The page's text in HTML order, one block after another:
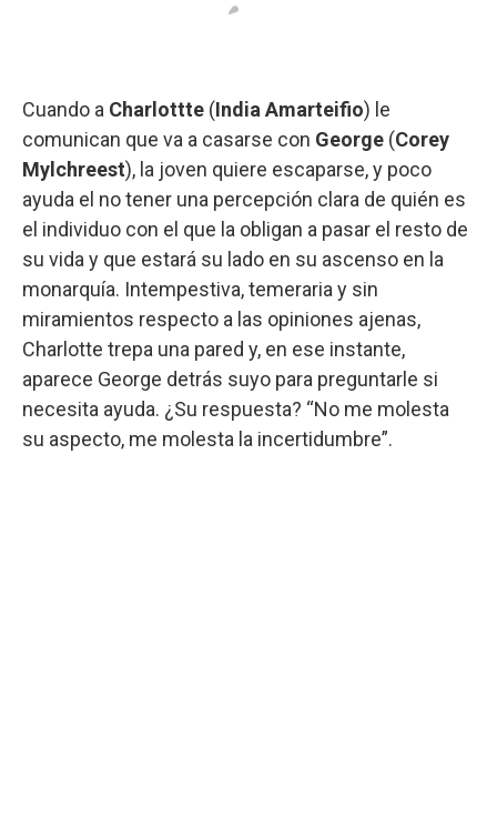
Cuando a Charlottte (India Amarteifio) le
comunican que va a casarse con George (Corey
Mylchreest), la joven quiere escaparse, y poco
ayuda el no tener una percepción clara de quién es
el individuo con el que la obligan a pasar el resto de
su vida y que estará su lado en su ascenso en la
monarquía. Intempestiva, temeraria y sin
miramientos respecto a las opiniones ajenas,
Charlotte trepa una pared y, en ese instante,
aparece George detrás suyo para preguntarle si
necesita ayuda. ¿Su respuesta? “No me molesta
su aspecto, me molesta la incertidumbre”.